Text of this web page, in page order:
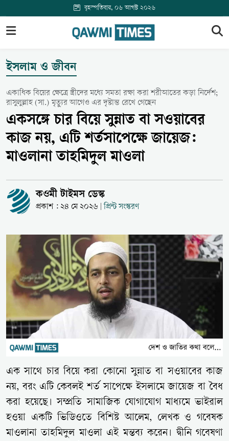
বৃহস্পতিবার, ০৬ আগস্ট ২০২৬
ইসলাম ও জীবন
একাধিক বিয়ের ক্ষেত্রে স্ত্রীদের মধ্যে সমতা রক্ষা করা শরীআতের কড়া নির্দেশ;
রাসুলুল্লাহ (সা.) মৃত্যুর আগেও এর দৃষ্টান্ত রেখে গেছেন
একসঙ্গে চার বিয়ে সুন্নাত বা সওয়াবের
কাজ নয়, এটি শর্তসাপেক্ষে জায়েজ:
মাওলানা তাহমিদুল মাওলা
কওমী টাইমস ডেস্ক
প্রকাশ : ২৪ মে ২০২৬ প্রিন্ট সংস্করণ
এক সাথে চার বিয়ে করা কোনো সুন্নাত বা সওয়াবের কাজ
নয়, বরং এটি কেবলই শর্ত সাপেক্ষে ইসলামে জায়েজ বা বৈধ
করা হয়েছে। সম্প্রতি সামাজিক যোগাযোগ মাধ্যমে ভাইরাল
হওয়া একটি ভিডিওতে বিশিষ্ট আলেম, লেখক ও গবেষক
মাওলানা তাহমিদুল মাওলা এই মন্তব্য করেন। দ্বীনি গবেষণা